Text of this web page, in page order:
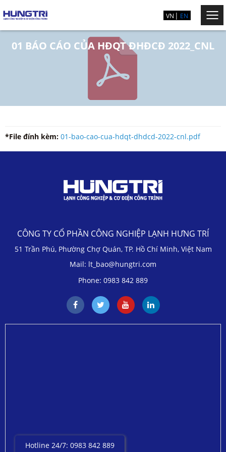
VN EN
01 BÁO CÁO CỦA HĐQT ĐHĐCĐ 2022_CNL
*File đính kèm: 01-bao-cao-cua-hdqt-dhdcd-2022-cnl.pdf
Hotline 24/7: 0983 842 889
CÔNG TY CỔ PHẦN CÔNG NGHIỆP LẠNH HƯNG TRÍ
51 Trần Phú, Phường Chợ Quán, TP. Hồ Chí Minh, Việt Nam
Mail: lt_bao@hungtri.com
Phone: 0983 842 889